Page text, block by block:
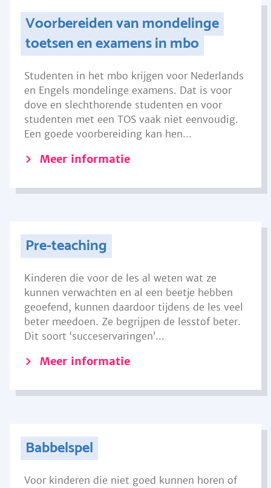
Voorbereiden van mondelinge
toetsen en examens in mbo
Studenten in het mbo krijgen voor Nederlands
en Engels mondelinge examens. Dat is voor
dove en slechthorende studenten en voor
studenten met een TOS vaak niet eenvoudig.
Een goede voorbereiding kan hen...
Meer informatie
Pre-teaching
Kinderen die voor de les al weten wat ze
kunnen verwachten en al een beetje hebben
geoefend, kunnen daardoor tijdens de les veel
beter meedoen. Ze begrijpen de lesstof beter.
Dit soort ‘succeservaringen’...
Meer informatie
Babbelspel
Voor kinderen die niet goed kunnen horen of